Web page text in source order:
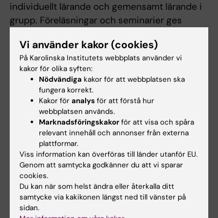
individuellt lärande och gemensamt lärande i
grupp. Föreläsningar och seminarier ges
Obligatoriska undervisningsmoment i form av
inlämningsuppgifter, redovisningar och
seminarier ingår i kursen.
Examination
Kursen examineras enligt följande:
Skriftlig reflektionsuppgift samt
kamratgranskning av reflektionsuppgift
Skriftlig tentamen
Student som ej är godkänd efter ordinarie
Vi använder kakor (cookies)
På Karolinska Institutets webbplats använder vi
kakor för olika syften:
Nödvändiga kakor för att webbplatsen ska
fungera korrekt.
Kakor för analys för att förstå hur
webbplatsen används.
Marknadsföringskakor för att visa och spåra
relevant innehåll och annonser från externa
plattformar.
Viss information kan överföras till länder utanför EU.
Genom att samtycka godkänner du att vi sparar
cookies.
Du kan när som helst ändra eller återkalla ditt
samtycke via kakikonen längst ned till vänster på
sidan.